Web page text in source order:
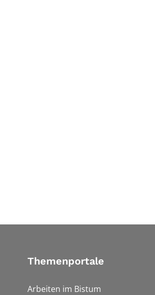
Themenportale
Arbeiten im Bistum